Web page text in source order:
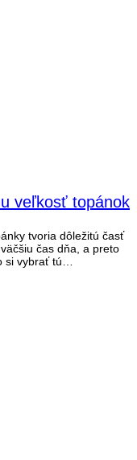
veľkosť topánok
tvoria dôležitú časť
čas dňa, a preto
si vybrať tú…